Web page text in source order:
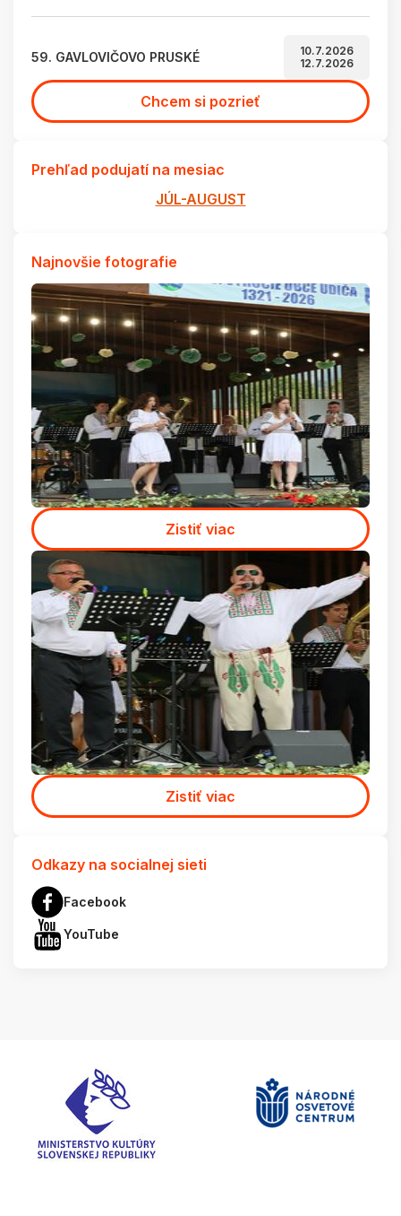
59. GAVLOVIČOVO PRUSKÉ
10.7.2026
12.7.2026
Chcem si pozrieť
Prehľad podujatí na mesiac
JÚL-AUGUST
Najnovšie fotografie
Zistiť viac
Zistiť viac
Odkazy na socialnej sieti
Facebook
YouTube